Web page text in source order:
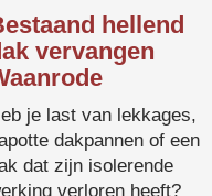
hellend
vervangen
je last van lekkages,
dakpannen of een
dat zijn isolerende
verloren heeft?